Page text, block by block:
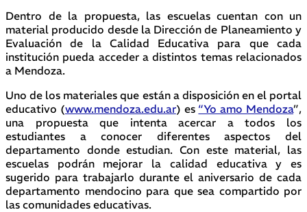
Dentro de la propuesta, las escuelas cuentan con un
material producido desde la Dirección de Planeamiento y
Evaluación de la Calidad Educativa para que cada
institución pueda acceder a distintos temas relacionados
a Mendoza.
Uno de los materiales que están a disposición en el portal
educativo (www.mendoza.edu.ar) es “Yo amo Mendoza”,
una propuesta que intenta acercar a todos los
estudiantes a conocer diferentes aspectos del
departamento donde estudian. Con este material, las
escuelas podrán mejorar la calidad educativa y es
sugerido para trabajarlo durante el aniversario de cada
departamento mendocino para que sea compartido por
las comunidades educativas.